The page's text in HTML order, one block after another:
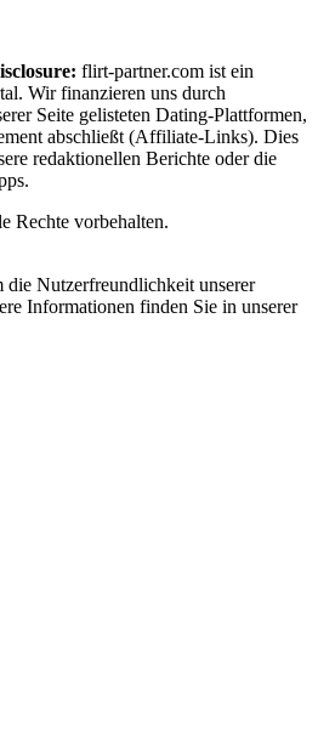
flirt-partner.com ist ein
Wir finanzieren uns durch
Seite gelisteten Dating-Plattformen,
abschließt (Affiliate-Links). Dies
redaktionellen Berichte oder die
Rechte vorbehalten.
Nutzerfreundlichkeit unserer
Informationen finden Sie in unserer